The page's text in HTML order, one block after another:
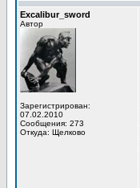
Excalibur_sword
Автор
Зарегистрирован:
07.02.2010
Сообщения: 273
Откуда: Щелково